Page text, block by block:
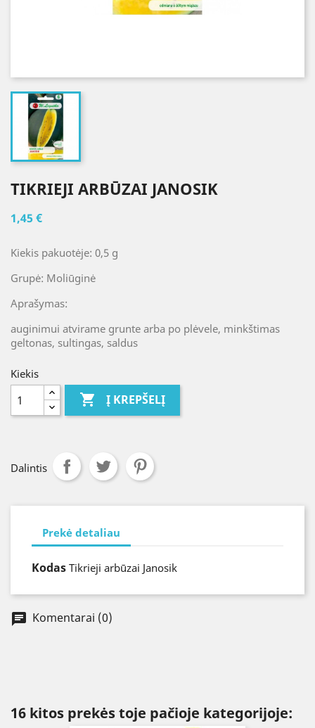
TIKRIEJI ARBŪZAI JANOSIK
1,45 €
Kiekis pakuotėje: 0,5 g
Grupė: Moliūginė
Aprašymas:
auginimui atvirame grunte arba po plėvele, minkštimas
geltonas, sultingas, saldus
Kiekis
 Į KREPŠELĮ
Dalintis
Prekė detaliau
Kodas Tikrieji arbūzai Janosik
chat Komentarai (0)
16 kitos prekės toje pačioje kategorijoje: